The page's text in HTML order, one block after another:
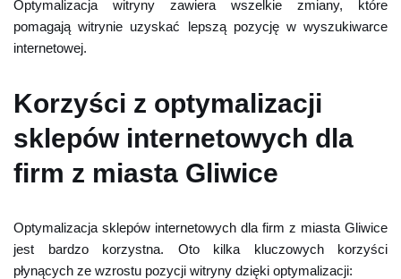
Optymalizacja witryny zawiera wszelkie zmiany, które
pomagają witrynie uzyskać lepszą pozycję w wyszukiwarce
internetowej.
Korzyści z optymalizacji
sklepów internetowych dla
firm z miasta Gliwice
Optymalizacja sklepów internetowych dla firm z miasta Gliwice
jest bardzo korzystna. Oto kilka kluczowych korzyści
płynących ze wzrostu pozycji witryny dzięki optymalizacji: